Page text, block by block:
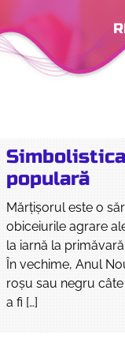
populară
Mărţişorul este o
obiceiurile agrare
la iarnă la
În vechime, Anul
roşu sau negru
a fi […]